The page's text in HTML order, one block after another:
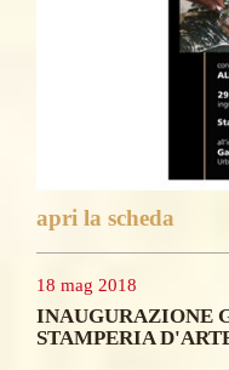
apri la scheda
18 mag 2018
INAUGURAZIONE
STAMPERIA